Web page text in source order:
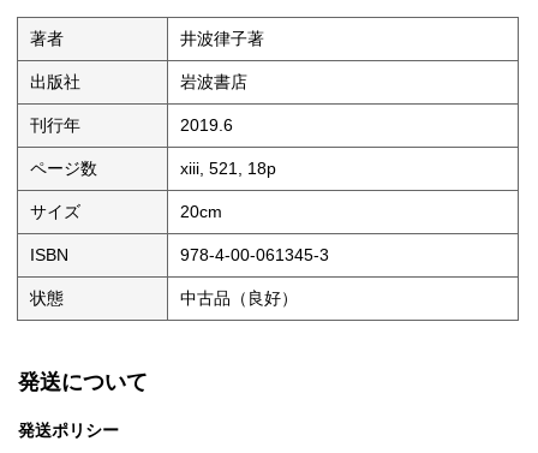
著者 井波律子著
出版社 岩波書店
刊行年 2019.6
ページ数 xiii, 521, 18p
サイズ 20cm
ISBN 978-4-00-061345-3
状態 中古品（良好）
発送について
発送ポリシー